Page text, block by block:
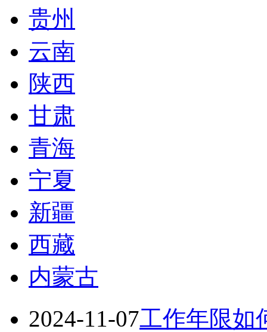
贵州
云南
陕西
甘肃
青海
宁夏
新疆
西藏
内蒙古
2024-11-07工作年限如